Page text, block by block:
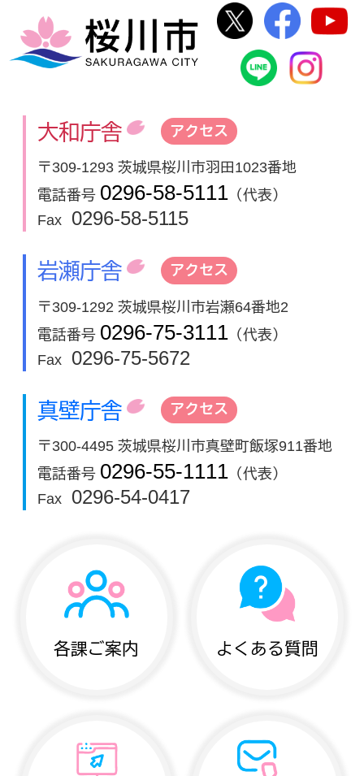
桜川市
桜川市公式
桜川
桜川市公
大和庁舎 アクセス
〒309-1293 茨城県桜川市羽田1023番地
電話番号 0296-58-5111 （代表）
Fax
0296-58-5115
岩瀬庁舎 アクセス
〒309-1292 茨城県桜川市岩瀬64番地2
電話番号 0296-75-3111 （代表）
Fax
0296-75-5672
真壁庁舎 アクセス
〒300-4495 茨城県桜川市真壁町飯塚911番地
電話番号 0296-55-1111 （代表）
Fax
0296-54-0417
各課ご案内 よくある質問